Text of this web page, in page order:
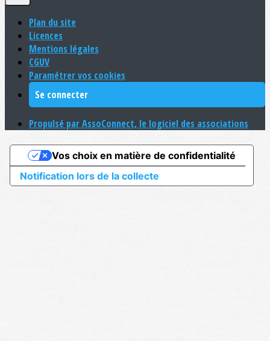
Plan du site
Licences
Mentions légales
CGUV
Paramétrer vos cookies
Se connecter
Propulsé par AssoConnect, le logiciel des associations
Notification lors de la collecte
Vos choix en matière de confidentialité